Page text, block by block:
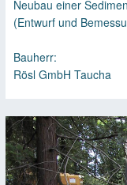
Neubau einer
(Entwurf und
Bauherr:
Rösl GmbH Taucha